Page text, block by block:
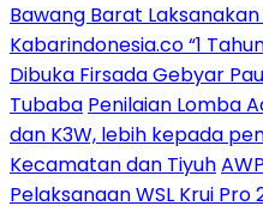
Bawang Barat
Kabarindonesia.co “1
Dibuka Firsada Gebyar
Tubaba Penilaian Lomba
dan K3W, lebih kepada
Kecamatan dan Tiyuh
Pelaksanaan WSL Krui Pro